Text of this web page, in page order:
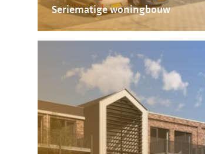
Seriematige woningbouw